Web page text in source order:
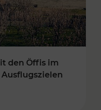
den Öffis im
Ausflugszielen